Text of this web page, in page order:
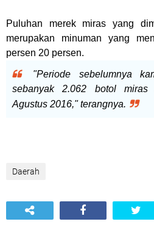
Puluhan merek miras yang
merupakan minuman yang
persen 20 persen.
"Periode sebelumnya
sebanyak 2.062 botol
Agustus 2016," terangnya.
Daerah